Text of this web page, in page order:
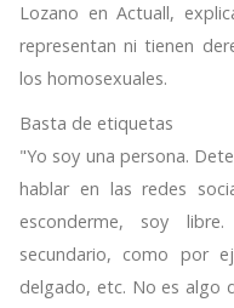
Lozano en Actuall,
representan ni tienen
los homosexuales.
Basta de etiquetas
"Yo soy una persona.
hablar en las redes
esconderme, soy
secundario, como por
delgado, etc. No es algo